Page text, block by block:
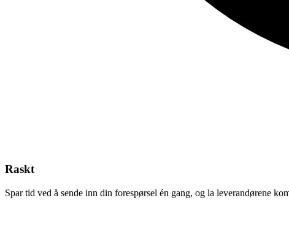
Raskt
Spar tid ved å sende inn din forespørsel én gang, og la leverandørene